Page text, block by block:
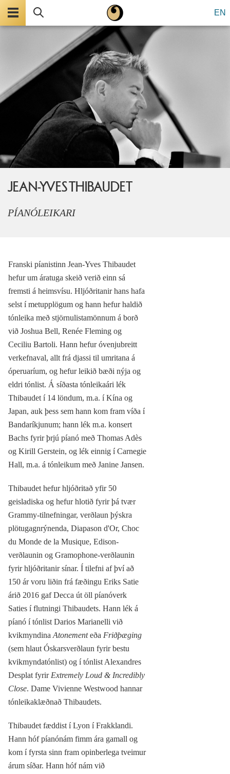
EN
JEAN-YVES THIBAUDET
PÍANÓLEIKARI
Franski píanistinn Jean-Yves Thibaudet
hefur um áratuga skeið verið einn sá
fremsti á heimsvísu. Hljóðritanir hans hafa
selst í metupplögum og hann hefur haldið
tónleika með stjörnulistamönnum á borð
við Joshua Bell, Renée Fleming og
Ceciliu Bartoli. Hann hefur óvenjubreitt
verkefnaval, allt frá djassi til umritana á
óperuaríum, og hefur leikið bæði nýja og
eldri tónlist. Á síðasta tónleikaári lék
Thibaudet í 14 löndum, m.a. í Kína og
Japan, auk þess sem hann kom fram víða í
Bandaríkjunum; hann lék m.a. konsert
Bachs fyrir þrjú píanó með Thomas Adès
og Kirill Gerstein, og lék einnig í Carnegie
Hall, m.a. á tónleikum með Janine Jansen.
Thibaudet hefur hljóðritað yfir 50
geisladiska og hefur hlotið fyrir þá tvær
Grammy-tilnefningar, verðlaun þýskra
plötugagnrýnenda, Diapason d'Or, Choc
du Monde de la Musique, Edison-
verðlaunin og Gramophone-verðlaunin
fyrir hljóðritanir sínar. Í tilefni af því að
150 ár voru liðin frá fæðingu Eriks Satie
árið 2016 gaf Decca út öll píanóverk
Saties í flutningi Thibaudets. Hann lék á
píanó í tónlist Darios Marianelli við
kvikmyndina Atonementeða Friðþæging
(sem hlaut Óskarsverðlaun fyrir bestu
kvikmyndatónlist) og í tónlist Alexandres
Desplat fyrir Extremely Loud & Incredibly
Close. Dame Vivienne Westwood hannar
tónleikaklæðnað Thibaudets.
Thibaudet fæddist í Lyon í Frakklandi.
Hann hóf píanónám fimm ára gamall og
kom í fyrsta sinn fram opinberlega tveimur
árum síðar. Hann hóf nám við